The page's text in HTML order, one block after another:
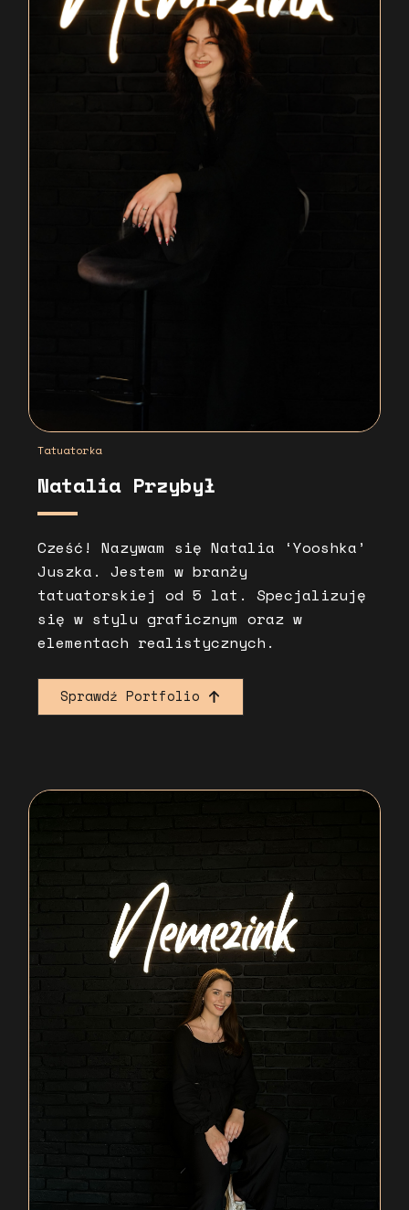
Tatuatorka
Natalia Przybył
Cześć! Nazywam się Natalia ‘Yooshka’
Juszka. Jestem w branży
tatuatorskiej od 5 lat. Specjalizuję
się w stylu graficznym oraz w
elementach realistycznych.
Sprawdź Portfolio